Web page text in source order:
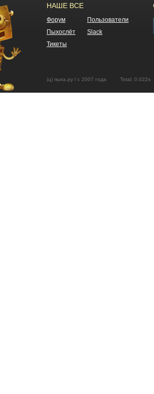
НАШЕ ВСЕ
Форум
Пользователи
Пыхослёт
Slack
Тикеты
(ц) пыха.ру / с 2007 года Total: